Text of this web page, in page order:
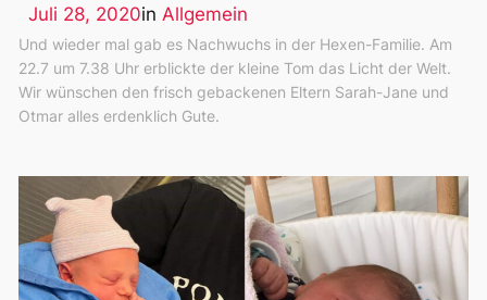
Juli 28, 2020in Allgemein
Und wieder mal gab es Nachwuchs in der Hexen-Familie. Am
22.7 um 7.38 Uhr erblickte der kleine Tom das Licht der Welt.
Wir wünschen den frisch gebackenen Eltern Sarah-Jane und
Otmar alles erdenklich Gute.